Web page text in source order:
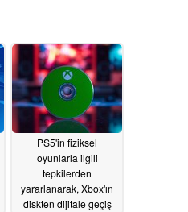
PS5'in fiziksel
oyunlarla ilgili
tepkilerden
yararlanarak, Xbox'ın
diskten dijitale geçiş